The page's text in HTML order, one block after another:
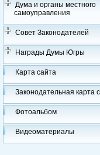
Дума и органы местного
самоуправления
Совет Законодателей
Награды Думы Югры
Карта сайта
Законодательная карта
Фотоальбом
Видеоматериалы